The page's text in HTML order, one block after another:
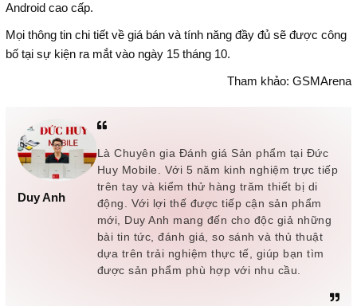
Android cao cấp.
Mọi thông tin chi tiết về giá bán và tính năng đầy đủ sẽ được công
bố tại sự kiện ra mắt vào ngày 15 tháng 10.
Tham khảo: GSMArena
Duy Anh
Là Chuyên gia Đánh giá Sản phẩm tại Đức
Huy Mobile. Với 5 năm kinh nghiệm trực tiếp
trên tay và kiểm thử hàng trăm thiết bị di
động. Với lợi thế được tiếp cận sản phẩm
mới, Duy Anh mang đến cho độc giả những
bài tin tức, đánh giá, so sánh và thủ thuật
dựa trên trải nghiệm thực tế, giúp bạn tìm
được sản phẩm phù hợp với nhu cầu.